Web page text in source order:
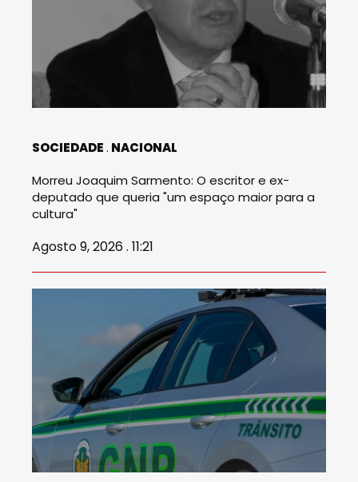
SOCIEDADE NACIONAL
Morreu Joaquim Sarmento: O escritor e ex-
deputado que queria "um espaço maior para a
cultura"
Agosto 9, 2026 . 11:21